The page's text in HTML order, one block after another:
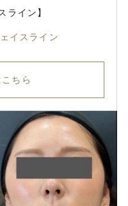
ライン】
イスライン
ちら